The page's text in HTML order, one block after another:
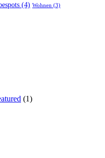
(4) Wohnen (3)
(1)